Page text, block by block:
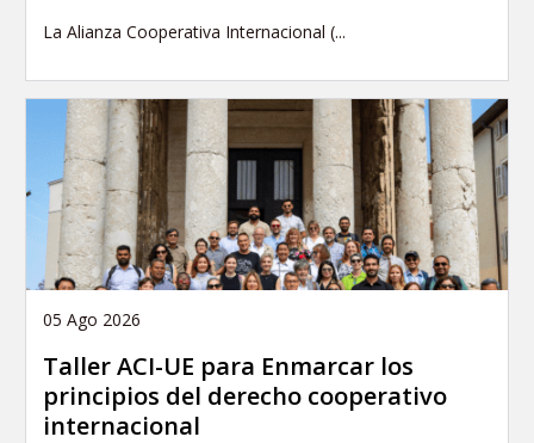
La Alianza Cooperativa Internacional (...
05 Ago 2026
Taller ACI-UE para Enmarcar los
principios del derecho cooperativo
internacional